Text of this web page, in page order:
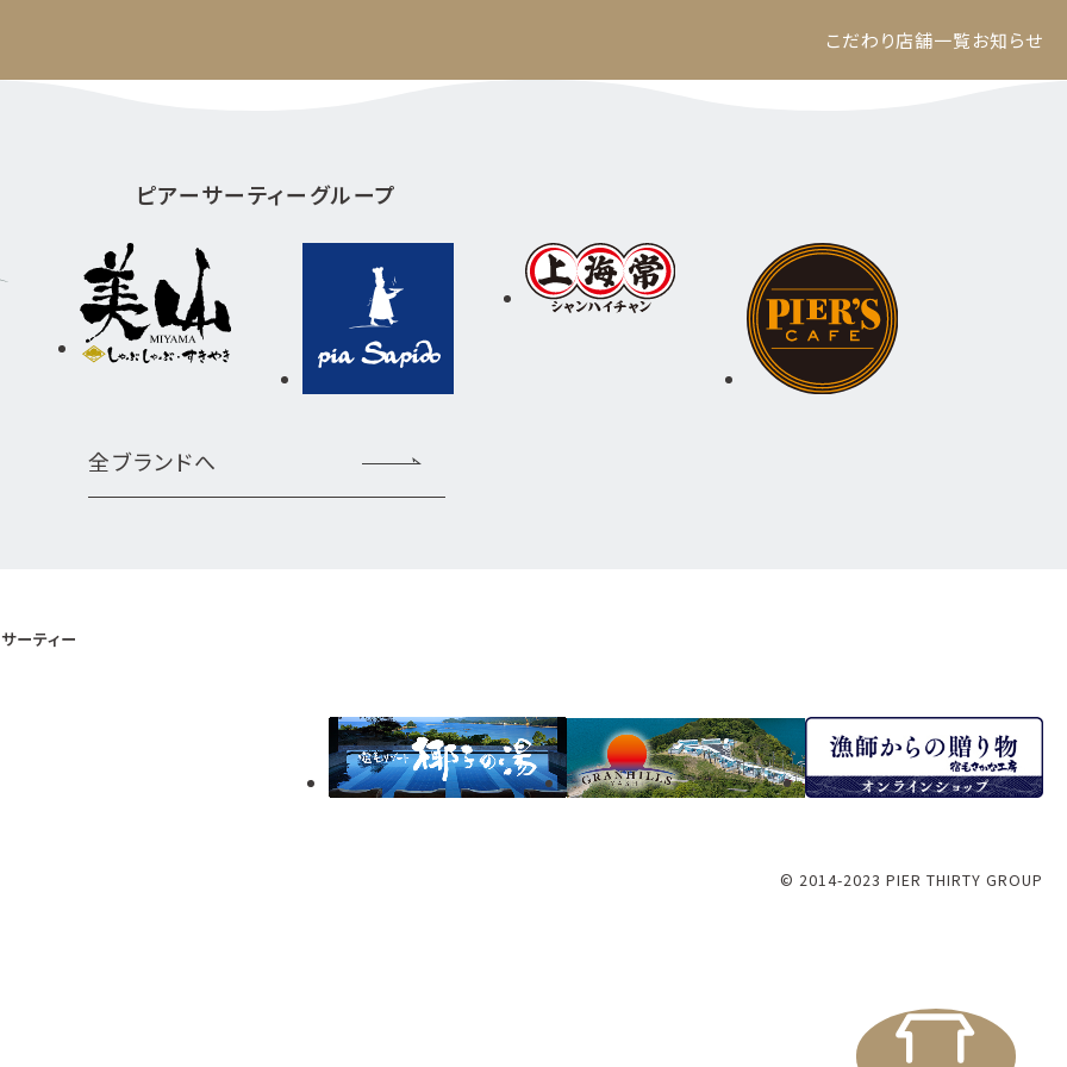
こだわり店舗一覧お知らせ
ピアーサーティーグループ
全ブランドへ
ーティー
© 2014-2023 PIER THIRTY GROUP